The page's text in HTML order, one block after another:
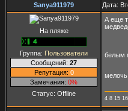
Sanya911979 Дата:
На пляже
Группа: Пользователи
Сообщений: 27
Репутация: 0
Замечания: 0%
Статус: Offline
А еще
белым
мелочь
4 8 15